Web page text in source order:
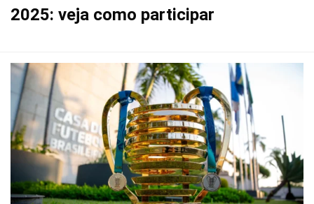
2025: veja como participar